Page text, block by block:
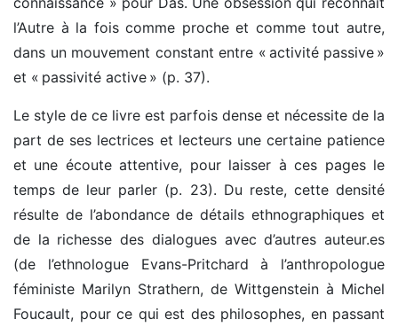
l’Autre à la fois comme proche et comme tout autre,
dans un mouvement constant entre « activité passive »
et « passivité active » (p. 37).
Le style de ce livre est parfois dense et nécessite de la
part de ses lectrices et lecteurs une certaine patience
et une écoute attentive, pour laisser à ces pages le
temps de leur parler (p. 23). Du reste, cette densité
résulte de l’abondance de détails ethnographiques et
de la richesse des dialogues avec d’autres auteur.es
(de l’ethnologue Evans-Pritchard à l’anthropologue
féministe Marilyn Strathern, de Wittgenstein à Michel
Foucault, pour ce qui est des philosophes, en passant